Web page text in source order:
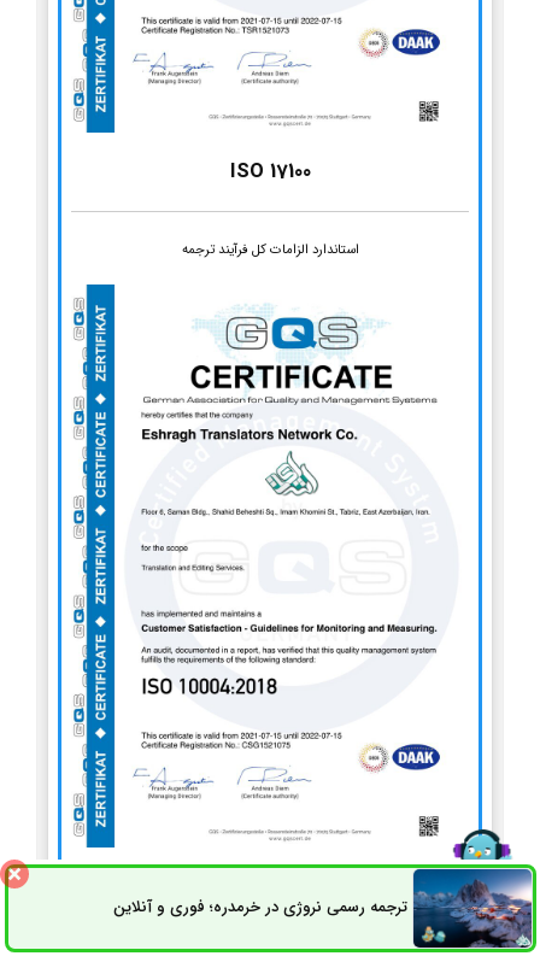
ISO 17100
استاندارد الزامات کل فرآیند ترجمه
ترجمه رسمی نروژی در خرمدره؛ فوری و آنلاینثبت سفارش راه های ارتباطی